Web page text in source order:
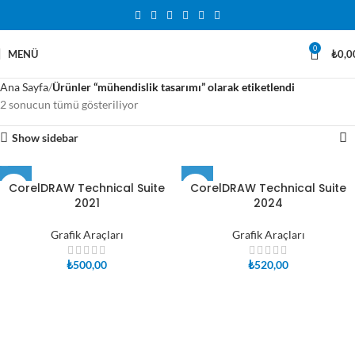
MENÜ 0 ₺
Ana Sayfa Ürünler “mühendislik tasarımı” olarak etiketlendi
2 sonucun tümü gösteriliyor
Show sidebar
CorelDRAW Technical Suite
2021
Grafik Araçları
₺500,00
CorelDRAW Technical Suite
2024
Grafik Araçları
₺520,00